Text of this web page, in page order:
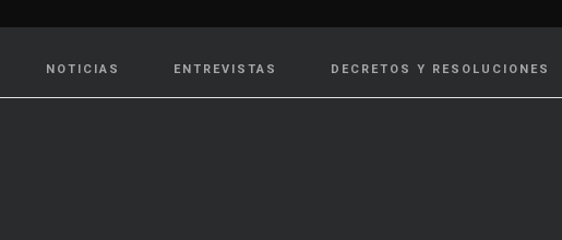
NOTICIAS ENTREVISTAS DECRETOS Y RESOLUCIONES